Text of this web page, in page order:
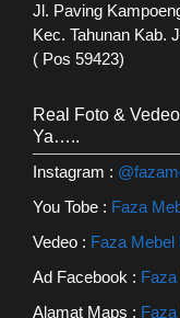
Jl. Paving
Kec. Tahunan Kab.
( Pos 59423)
Real Foto &
Ya…..
Instagram :
You Tobe : Faza
Vedeo : Faza Mebel
Ad Facebook :
Alamat Maps :